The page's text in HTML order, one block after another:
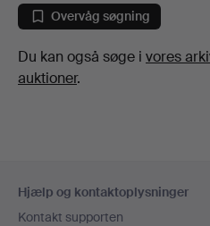
Overvåg søgning
Du kan også søge i vores
auktioner.
Hjælp og kontaktoplysninger
Kontakt supporten